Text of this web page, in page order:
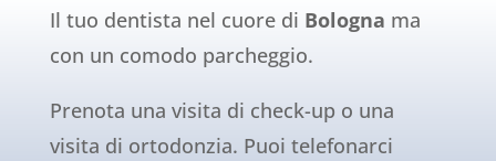
Il tuo dentista nel cuore di Bologna ma
con un comodo parcheggio.
Prenota una visita di check-up o una
visita di ortodonzia. Puoi telefonarci